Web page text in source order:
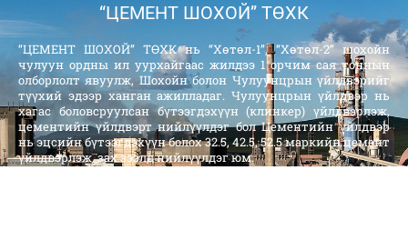
“ЦЕМЕНТ ШОХОЙ” ТӨХК
“ЦЕМЕНТ ШОХОЙ” ТӨХК нь “Хөтөл-1”, “Хөтөл-2” шохойн
чулуун ордны ил уурхайгаас жилдээ 1 орчим сая тоннын
олборлолт явуулж, Шохойн болон Чулуунцрын үйлдвэрийг
түүхий эдээр ханган ажилладаг. Чулуунцрын үйлдвэр нь
хагас боловсруулсан бүтээгдэхүүн (клинкер) үйлдвэрлэж,
цементийн үйлдвэрт нийлүүлдэг бол Цементийн үйлдвэр
нь эцсийн бүтээгдэхүүн болох 32.5, 42.5, 52.5 маркийн цемент
үйлдвэрлэж, зах зээлд нийлүүлдэг юм.